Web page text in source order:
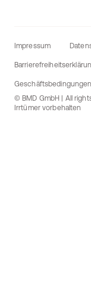
Impressum
© BMD GmbH | All
Irrtümer vorbehalten